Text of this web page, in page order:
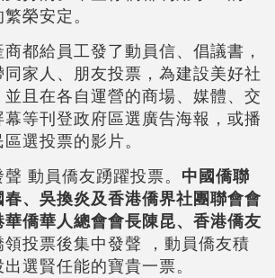
榮安定。
都給員工發了動員信、倡議書，
家人、朋友投票，為建設美好社
且在各自運營的商場、媒體、交
等刊登政府區選廣告海報，或播
選投票的影片。
動員僑友踴躍投票。 中國僑聯
、吳換炎及香港僑界社團聯會會
僑華人總會會長陳昆、香港僑友
領投票後集中發聲 ，動員僑友積
選賢任能的寶貴一票。